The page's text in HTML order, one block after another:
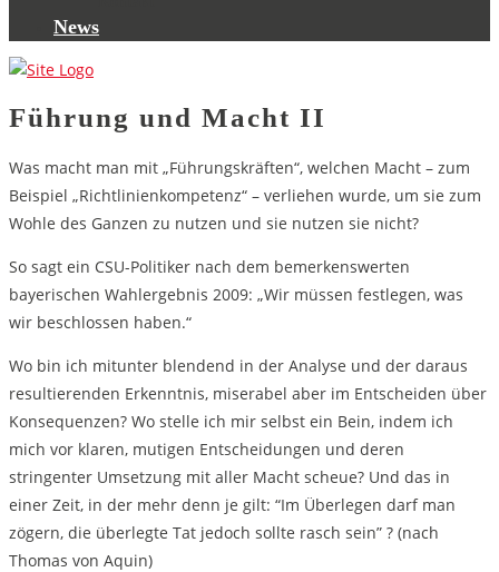
News
Führung und Macht II
Was macht man mit „Führungskräften“, welchen Macht – zum
Beispiel „Richtlinienkompetenz“ – verliehen wurde, um sie zum
Wohle des Ganzen zu nutzen und sie nutzen sie nicht?
So sagt ein CSU-Politiker nach dem bemerkenswerten
bayerischen Wahlergebnis 2009: „Wir müssen festlegen, was
wir beschlossen haben.“
Wo bin ich mitunter blendend in der Analyse und der daraus
resultierenden Erkenntnis, miserabel aber im Entscheiden über
Konsequenzen? Wo stelle ich mir selbst ein Bein, indem ich
mich vor klaren, mutigen Entscheidungen und deren
stringenter Umsetzung mit aller Macht scheue? Und das in
einer Zeit, in der mehr denn je gilt: “Im Überlegen darf man
zögern, die überlegte Tat jedoch sollte rasch sein” ? (nach
Thomas von Aquin)